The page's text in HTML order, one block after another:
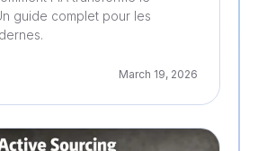
guide complet pour les
March 19, 2026